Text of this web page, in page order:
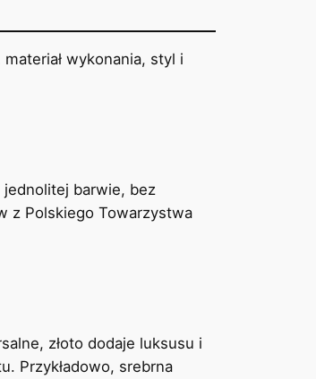
wykonania, styl i
barwie, bez
z Polskiego Towarzystwa
złoto dodaje luksusu i
Przykładowo, srebrna